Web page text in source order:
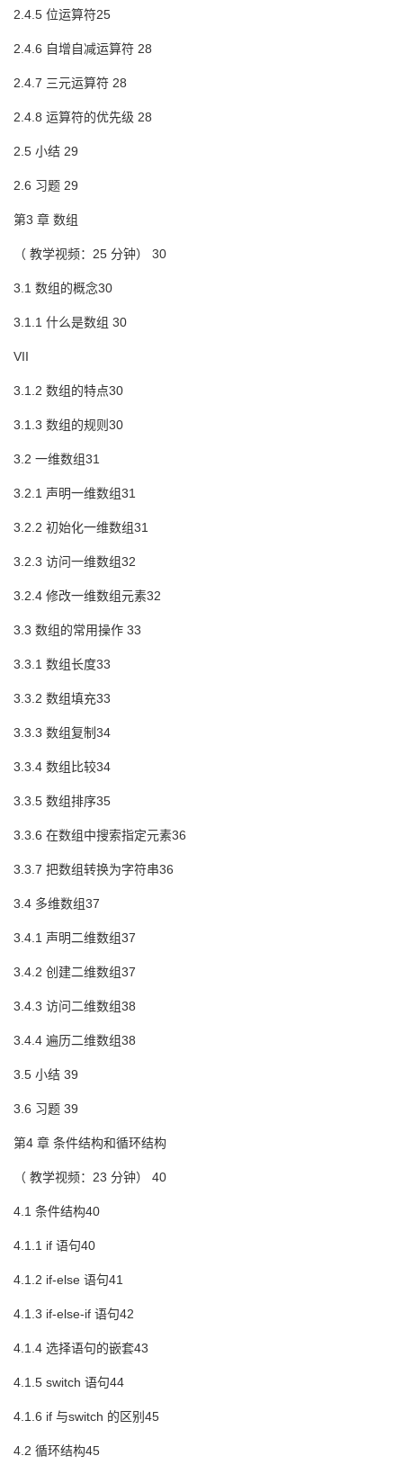
2.4.5 位运算符25
2.4.6 自增自减运算符 28
2.4.7 三元运算符 28
2.4.8 运算符的优先级 28
2.5 小结 29
2.6 习题 29
第3 章 数组
（ 教学视频：25 分钟） 30
3.1 数组的概念30
3.1.1 什么是数组 30
VII
3.1.2 数组的特点30
3.1.3 数组的规则30
3.2 一维数组31
3.2.1 声明一维数组31
3.2.2 初始化一维数组31
3.2.3 访问一维数组32
3.2.4 修改一维数组元素32
3.3 数组的常用操作 33
3.3.1 数组长度33
3.3.2 数组填充33
3.3.3 数组复制34
3.3.4 数组比较34
3.3.5 数组排序35
3.3.6 在数组中搜索指定元素36
3.3.7 把数组转换为字符串36
3.4 多维数组37
3.4.1 声明二维数组37
3.4.2 创建二维数组37
3.4.3 访问二维数组38
3.4.4 遍历二维数组38
3.5 小结 39
3.6 习题 39
第4 章 条件结构和循环结构
（ 教学视频：23 分钟） 40
4.1 条件结构40
4.1.1 if 语句40
4.1.2 if-else 语句41
4.1.3 if-else-if 语句42
4.1.4 选择语句的嵌套43
4.1.5 switch 语句44
4.1.6 if 与switch 的区别45
4.2 循环结构45